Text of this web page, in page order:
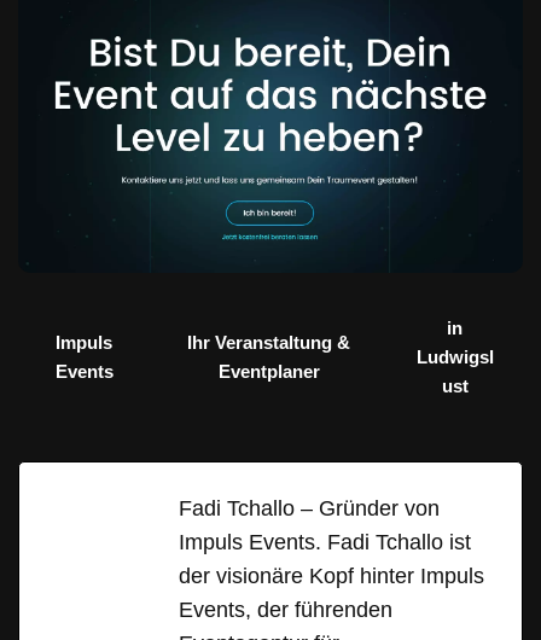
Impuls
Events
Ihr Veranstaltung &
Eventplaner
in
Ludwigsl
ust
Fadi Tchallo – Gründer von
Impuls Events. Fadi Tchallo ist
der visionäre Kopf hinter Impuls
Events, der führenden